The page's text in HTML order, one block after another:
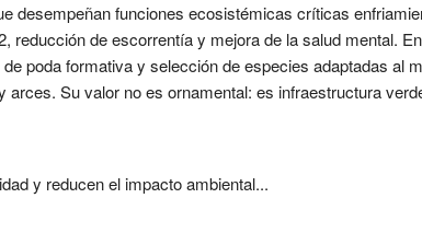
desempeñan funciones ecosistémicas críticas
reducción de escorrentía y mejora de la salud mental.
poda formativa y selección de especies adaptadas al
Su valor no es ornamental: es infraestructura
y reducen el impacto ambiental...